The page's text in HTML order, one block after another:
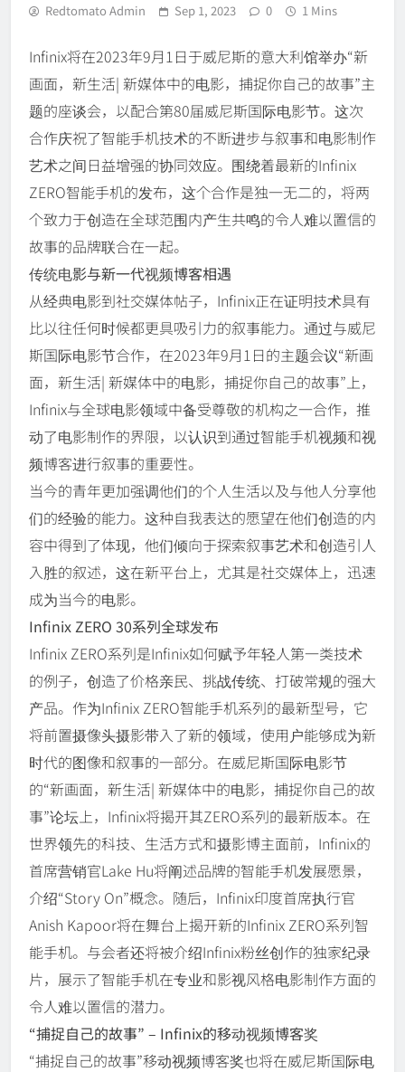
Redtomato Admin Sep 1, 2023 0 1 Mins
Infinix将在2023年9月1日于威尼斯的意大利馆举办“新
画面，新生活| 新媒体中的电影，捕捉你自己的故事”主
题的座谈会，以配合第80届威尼斯国际电影节。这次
合作庆祝了智能手机技术的不断进步与叙事和电影制作
艺术之间日益增强的协同效应。围绕着最新的Infinix
ZERO智能手机的发布，这个合作是独一无二的，将两
个致力于创造在全球范围内产生共鸣的令人难以置信的
故事的品牌联合在一起。
传统电影与新一代视频博客相遇
从经典电影到社交媒体帖子，Infinix正在证明技术具有
比以往任何时候都更具吸引力的叙事能力。通过与威尼
斯国际电影节合作，在2023年9月1日的主题会议“新画
面，新生活| 新媒体中的电影，捕捉你自己的故事”上，
Infinix与全球电影领域中备受尊敬的机构之一合作，推
动了电影制作的界限，以认识到通过智能手机视频和视
频博客进行叙事的重要性。
当今的青年更加强调他们的个人生活以及与他人分享他
们的经验的能力。这种自我表达的愿望在他们创造的内
容中得到了体现，他们倾向于探索叙事艺术和创造引人
入胜的叙述，这在新平台上，尤其是社交媒体上，迅速
成为当今的电影。
Infinix ZERO 30系列全球发布
Infinix ZERO系列是Infinix如何赋予年轻人第一类技术
的例子，创造了价格亲民、挑战传统、打破常规的强大
产品。作为Infinix ZERO智能手机系列的最新型号，它
将前置摄像头摄影带入了新的领域，使用户能够成为新
时代的图像和叙事的一部分。在威尼斯国际电影节
的“新画面，新生活| 新媒体中的电影，捕捉你自己的故
事”论坛上，Infinix将揭开其ZERO系列的最新版本。在
世界领先的科技、生活方式和摄影博主面前，Infinix的
首席营销官Lake Hu将阐述品牌的智能手机发展愿景，
介绍“Story On”概念。随后，Infinix印度首席执行官
Anish Kapoor将在舞台上揭开新的Infinix ZERO系列智
能手机。与会者还将被介绍Infinix粉丝创作的独家纪录
片，展示了智能手机在专业和影视风格电影制作方面的
令人难以置信的潜力。
“捕捉自己的故事” – Infinix的移动视频博客奖
“捕捉自己的故事”移动视频博客奖也将在威尼斯国际电